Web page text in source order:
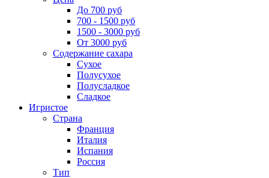
До 700 руб
700 - 1500 руб
1500 - 3000 руб
От 3000 руб
Содержание сахара
Сухое
Полусухое
Полусладкое
Сладкое
Игристое
Страна
Франция
Италия
Испания
Россия
Тип